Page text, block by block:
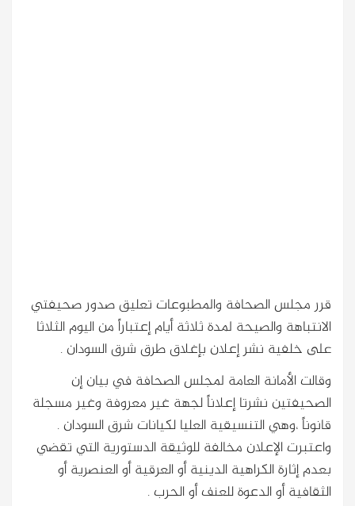
قرر مجلس الصحافة والمطبوعات تعليق صدور صحيفتي
الانتباهة والصيحة لمدة ثلاثة أيام إعتباراً من اليوم الثلاثا
على خلفية نشر إعلان بإغلاق طرق شرق السودان .
وقالت الأمانة العامة لمجلس الصحافة في بيان إن
الصحيفتين نشرتا إعلاناً لجهة غير معروفة وغير مسجلة
قانوناً ،وهي التنسيقية العليا لكيانات شرق السودان .
واعتبرت الإعلان مخالفة للوثيقة الدستورية التي تقضي
بعدم إثارة الكراهية الدينية أو العرقية أو العنصرية أو
الثقافية أو الدعوة للعنف أو الحرب .